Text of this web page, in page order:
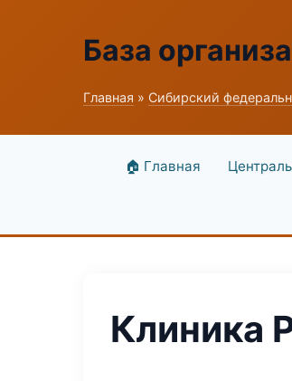
База
Главная » Сибирский
🏠 Главная
Клиника